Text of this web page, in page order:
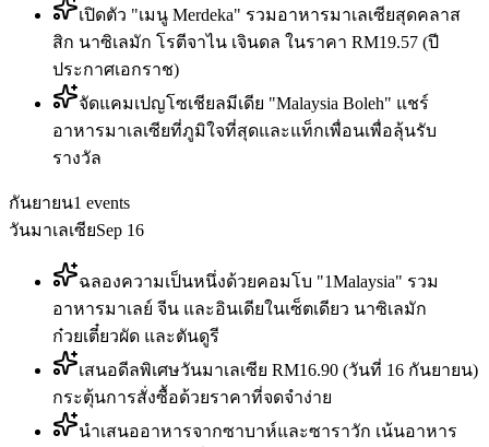
เปิดตัว "เมนู Merdeka" รวมอาหารมาเลเซียสุดคลาส
สิก นาซิเลมัก โรตีจาไน เจินดล ในราคา RM19.57 (ปี
ประกาศเอกราช)
จัดแคมเปญโซเชียลมีเดีย "Malaysia Boleh" แชร์
อาหารมาเลเซียที่ภูมิใจที่สุดและแท็กเพื่อนเพื่อลุ้นรับ
รางวัล
กันยายน1 events
วันมาเลเซียSep 16
ฉลองความเป็นหนึ่งด้วยคอมโบ "1Malaysia" รวม
อาหารมาเลย์ จีน และอินเดียในเซ็ตเดียว นาซิเลมัก
ก๋วยเตี๋ยวผัด และตันดูรี
เสนอดีลพิเศษวันมาเลเซีย RM16.90 (วันที่ 16 กันยายน)
กระตุ้นการสั่งซื้อด้วยราคาที่จดจำง่าย
นำเสนออาหารจากซาบาห์และซาราวัก เน้นอาหาร